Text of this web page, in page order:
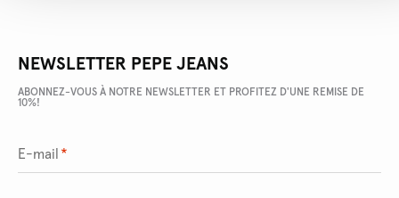
NEWSLETTER PEPE JEANS
ABONNEZ-VOUS À NOTRE NEWSLETTER ET PROFITEZ D'UNE REMISE DE
10%!
E-mail *